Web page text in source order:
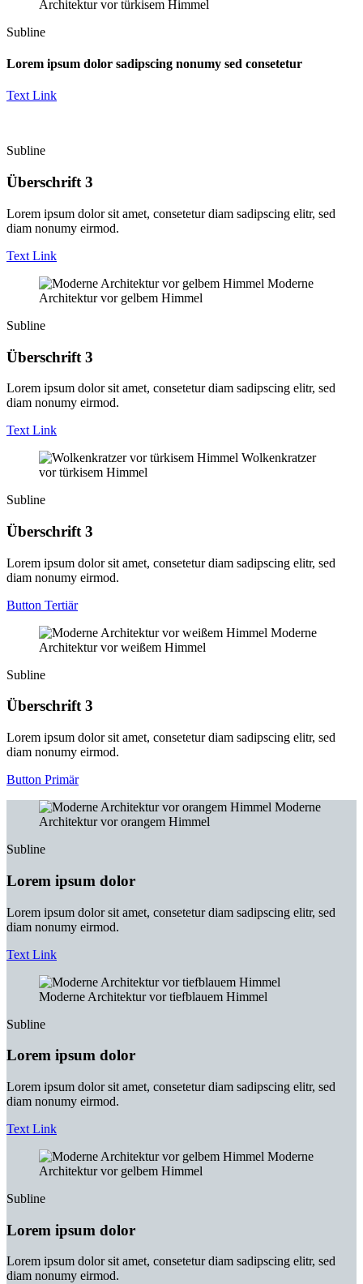
Architektur vor türkisem Himmel
Subline
Lorem ipsum dolor sadipscing nonumy sed consetetur
Text Link
Subline
Überschrift 3
Lorem ipsum dolor sit amet, consetetur diam sadipscing elitr, sed
diam nonumy eirmod.
Text Link
Moderne
Architektur vor gelbem Himmel
Subline
Überschrift 3
Lorem ipsum dolor sit amet, consetetur diam sadipscing elitr, sed
diam nonumy eirmod.
Text Link
Wolkenkratzer
vor türkisem Himmel
Subline
Überschrift 3
Lorem ipsum dolor sit amet, consetetur diam sadipscing elitr, sed
diam nonumy eirmod.
Button Tertiär
Moderne
Architektur vor weißem Himmel
Subline
Überschrift 3
Lorem ipsum dolor sit amet, consetetur diam sadipscing elitr, sed
diam nonumy eirmod.
Button Primär
Moderne
Architektur vor orangem Himmel
Subline
Lorem ipsum dolor
Lorem ipsum dolor sit amet, consetetur diam sadipscing elitr, sed
diam nonumy eirmod.
Text Link
Moderne Architektur vor tiefblauem Himmel
Subline
Lorem ipsum dolor
Lorem ipsum dolor sit amet, consetetur diam sadipscing elitr, sed
diam nonumy eirmod.
Text Link
Moderne
Architektur vor gelbem Himmel
Subline
Lorem ipsum dolor
Lorem ipsum dolor sit amet, consetetur diam sadipscing elitr, sed
diam nonumy eirmod.